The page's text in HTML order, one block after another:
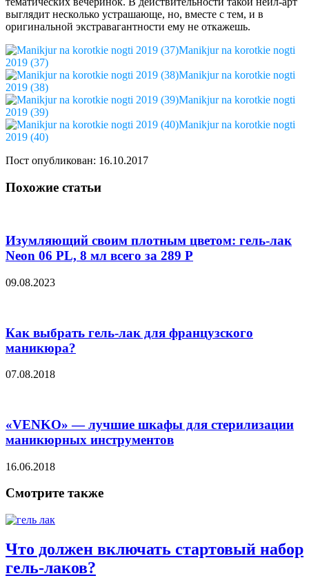
выглядит несколько устрашающе, но, вместе с тем, и в
оригинальной экстравагантности ему не откажешь.
Manikjur na korotkie nogti
2019 (37)
Manikjur na korotkie nogti
2019 (38)
Manikjur na korotkie nogti
2019 (39)
Manikjur na korotkie nogti
2019 (40)
Пост опубликован: 16.10.2017
Похожие статьи
Изумляющий своим плотным цветом: гель-лак
Neon 06 PL, 8 мл всего за 289 Р
09.08.2023
Как выбрать гель-лак для французского
маникюра?
07.08.2018
«VENKO» — лучшие шкафы для стерилизации
маникюрных инструментов
16.06.2018
Смотрите также
Что должен включать стартовый набор
гель-лаков?